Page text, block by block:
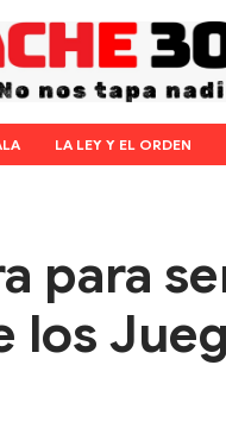
LA LEY Y EL ORDEN
para
los